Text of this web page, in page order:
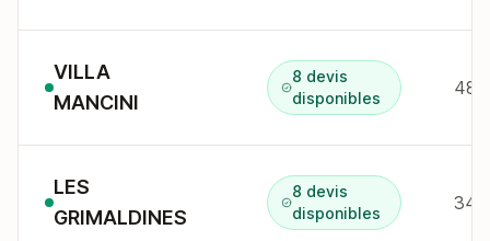
VILLA
MANCINI
8 devis
disponibles
LES
GRIMALDINES
8 devis
disponibles